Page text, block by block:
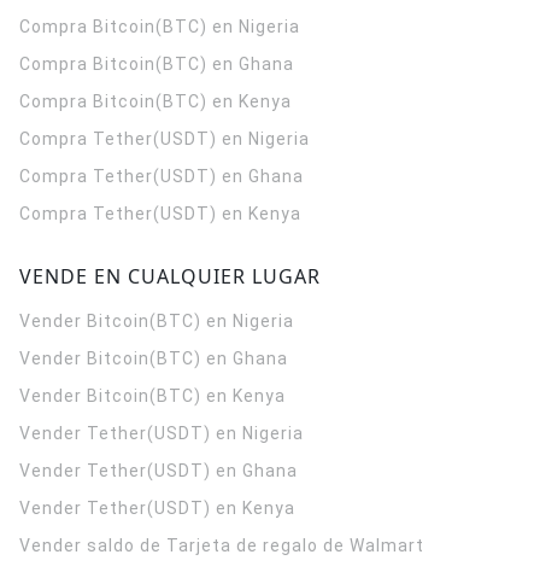
Compra Bitcoin(BTC) en Nigeria
Compra Bitcoin(BTC) en Ghana
Compra Bitcoin(BTC) en Kenya
Compra Tether(USDT) en Nigeria
Compra Tether(USDT) en Ghana
Compra Tether(USDT) en Kenya
VENDE EN CUALQUIER LUGAR
Vender Bitcoin(BTC) en Nigeria
Vender Bitcoin(BTC) en Ghana
Vender Bitcoin(BTC) en Kenya
Vender Tether(USDT) en Nigeria
Vender Tether(USDT) en Ghana
Vender Tether(USDT) en Kenya
Vender saldo de Tarjeta de regalo de Walmart